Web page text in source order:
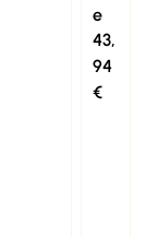
e
43,
94
€